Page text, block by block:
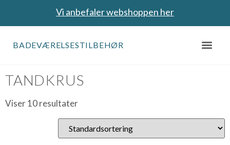
Vi anbefaler webshoppen her
BADEVÆRELSESTILBEHØR
TANDKRUS
Viser 10 resultater